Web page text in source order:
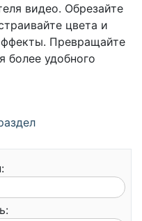
видео. Обрезайте
цвета и
Превращайте
более удобного